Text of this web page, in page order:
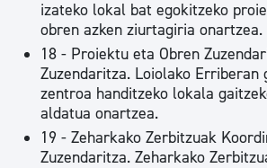
izateko lokal bat egokitzeko
obren azken ziurtagiria onartzea.
18 - Proiektu eta Obren
Zuzendaritza. Loiolako Erriberan
zentroa handitzeko lokala
aldatua onartzea.
19 - Zeharkako Zerbitzuak
Zuzendaritza. Zeharkako